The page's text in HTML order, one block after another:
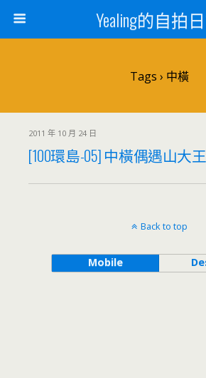
Yealing的自拍
Tags › 中橫
2011 年 10 月 24 日
[100環島-05] 中橫偶遇山大王
Back to top
Mobile